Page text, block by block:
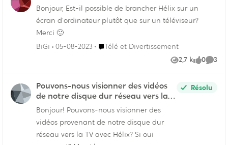
Bonjour, Est-il possible de brancher Hélix sur un
écran d'ordinateur plutôt que sur un téléviseur?
Merci 🙂
BiGi
05-08-2023 Endroit Télé et Divertissement
Télé et Divertissement
2,7 k
Vues 0
like 3
Pouvons-nous visionner des vidéos
de notre disque dur réseau vers la
TV avec Hélix?
Bonjour! Pouvons-nous visionner des
vidéos provenant de notre disque dur
réseau vers la TV avec Hélix? Si oui
Résolu